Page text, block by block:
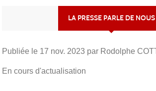
LA PRESSE PARLE DE NOUS
Publiée le 17 nov. 2023 par Rodolphe
En cours d'actualisation